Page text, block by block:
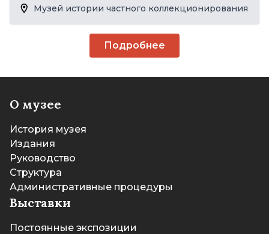
Музей истории частного коллекционирования
Подробнее
О музее
История музея
Издания
Руководство
Структура
Административные процедуры
Выставки
Постоянные экспозиции